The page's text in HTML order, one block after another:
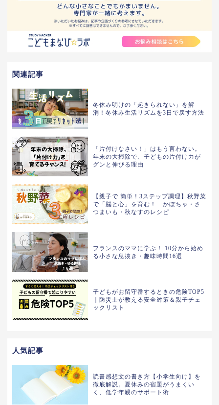
関連記事
冬休み明けの「起きられない」を解
消！冬休み生活リズムを3日で戻す方法
「片付けなさい！」はもう言わない。
年末の大掃除で、子どもの片付け力が
グンと伸びる理由
【親子で 簡単！3ステップ調理】秋野菜
で「脳と心」を育む！ かぼちゃ・さ
つまいも・秋なすのレシピ
フランスのママに学ぶ！ 10分から始め
る小さな息抜き・趣味時間16選
子どもがお留守番するときの危険TOP5
｜防災士が教える安全対策＆親子チェ
ックリスト
人気記事
読書感想文の書き方【小学生向け】を
徹底解説。夏休みの宿題がうまくい
く、低学年親のサポート術